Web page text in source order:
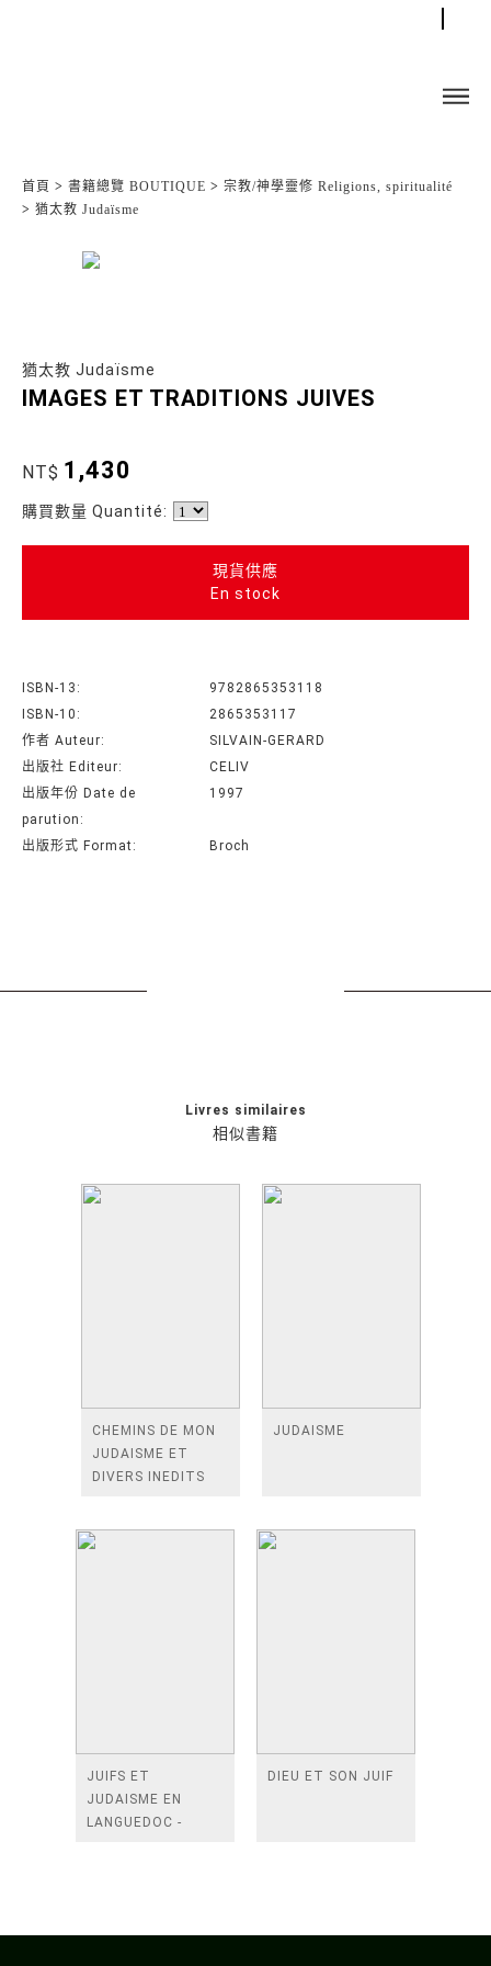
首頁 > 書籍總覽 BOUTIQUE > 宗教/神學靈修 Religions, spiritualité
> 猶太教 Judaïsme
猶太教 Judaïsme
IMAGES ET TRADITIONS JUIVES
NT$ 1,430
購買數量 Quantité:
現貨供應
En stock
ISBN-13:
9782865353118
ISBN-10:
2865353117
作者 Auteur:
SILVAIN-GERARD
出版社 Editeur:
CELIV
出版年份 Date de
parution:
1997
出版形式 Format: Broch
相似書籍
Livres similaires
CHEMINS DE MON
JUDAISME ET
DIVERS INEDITS
JUDAISME
JUIFS ET
JUDAISME EN
LANGUEDOC -
DIEU ET SON JUIF